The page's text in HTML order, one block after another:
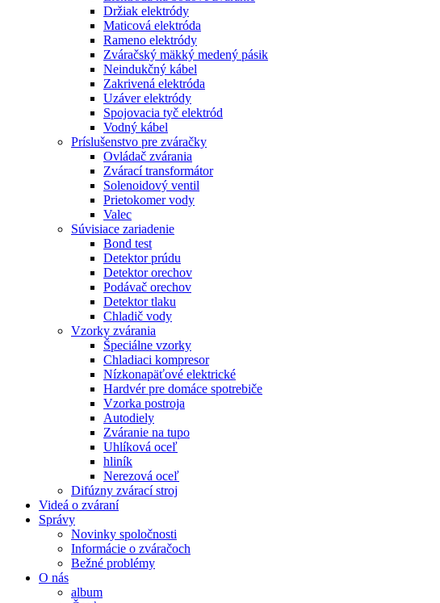
Držiak elektródy
Maticová elektróda
Rameno elektródy
Zváračský mäkký medený pásik
Neindukčný kábel
Zakrivená elektróda
Uzáver elektródy
Spojovacia tyč elektród
Vodný kábel
Príslušenstvo pre zváračky
Ovládač zvárania
Zvárací transformátor
Solenoidový ventil
Prietokomer vody
Valec
Súvisiace zariadenie
Bond test
Detektor prúdu
Detektor orechov
Podávač orechov
Detektor tlaku
Chladič vody
Vzorky zvárania
Špeciálne vzorky
Chladiaci kompresor
Nízkonapäťové elektrické
Hardvér pre domáce spotrebiče
Vzorka postroja
Autodiely
Zváranie na tupo
Uhlíková oceľ
hliník
Nerezová oceľ
Difúzny zvárací stroj
Videá o zváraní
Správy
Novinky spoločnosti
Informácie o zváračoch
Bežné problémy
O nás
album